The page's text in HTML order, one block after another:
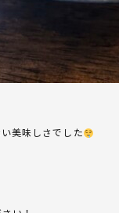
美味しさでした